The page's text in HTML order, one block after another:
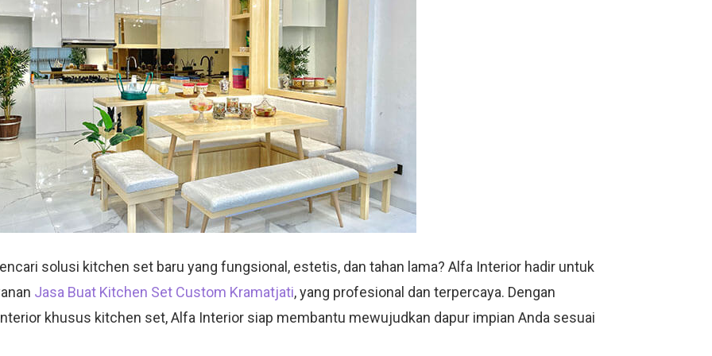
solusi kitchen set baru yang fungsional, estetis, dan tahan lama? Alfa Interior hadir untuk
Jasa Buat Kitchen Set Custom Kramatjati, yang profesional dan terpercaya. Dengan
khusus kitchen set, Alfa Interior siap membantu mewujudkan dapur impian Anda sesuai